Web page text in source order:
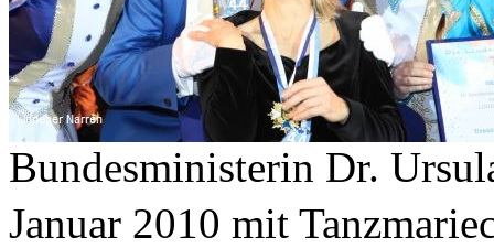
Bundesministerin Dr.
Januar 2010 mit